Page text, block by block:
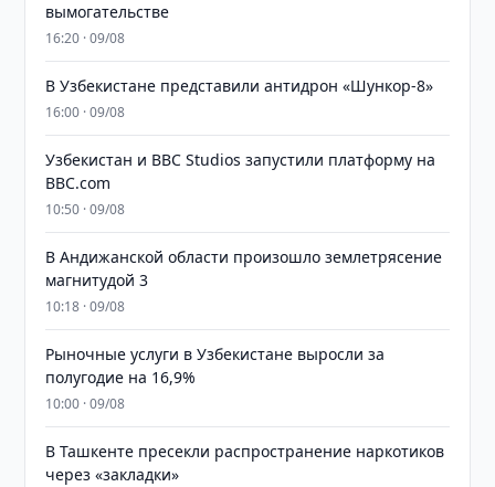
вымогательстве
16:20 · 09/08
В Узбекистане представили антидрон «Шункор-8»
16:00 · 09/08
Узбекистан и BBC Studios запустили платформу на
BBC.com
10:50 · 09/08
В Андижанской области произошло землетрясение
магнитудой 3
10:18 · 09/08
Рыночные услуги в Узбекистане выросли за
полугодие на 16,9%
10:00 · 09/08
В Ташкенте пресекли распространение наркотиков
через «закладки»